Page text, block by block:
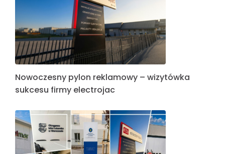
Nowoczesny pylon reklamowy – wizytówka
sukcesu firmy electrojac